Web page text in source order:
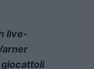
live-
giocattoli